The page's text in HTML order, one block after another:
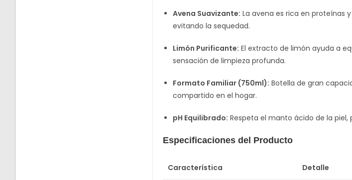
Avena Suavizante: La avena es rica en proteínas
evitando la sequedad.
Limón Purificante: El extracto de limón ayuda a
sensación de limpieza profunda.
Formato Familiar (750ml): Botella de gran
compartido en el hogar.
pH Equilibrado: Respeta el manto ácido de la
Especificaciones del Producto
Característica Detalle